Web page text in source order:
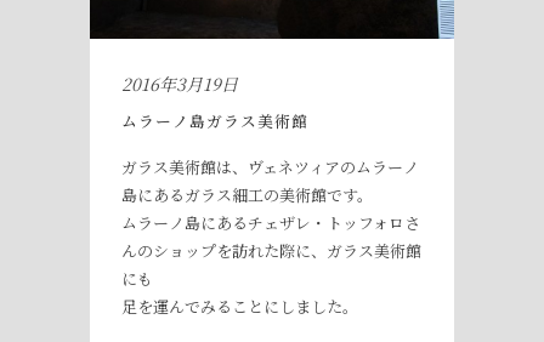
2016年3月19日
ムラーノ島ガラス美術館
ガラス美術館は、ヴェネツィアのムラーノ
島にあるガラス細工の美術館です。
ムラーノ島にあるチェザレ・トッフォロさ
んのショップを訪れた際に、ガラス美術館
にも
足を運んでみることにしました。